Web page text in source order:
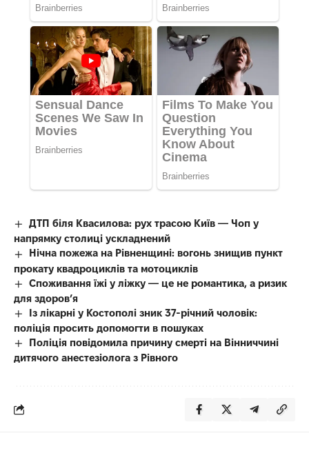
ДТП біля Квасилова: рух трасою Київ — Чоп у
напрямку столиці ускладнений
Нічна пожежа на Рівненщині: вогонь знищив пункт
прокату квадроциклів та мотоциклів
Споживання їжі у ліжку — це не романтика, а ризик
для здоров’я
Із лікарні у Костополі зник 37-річний чоловік:
поліція просить допомогти в пошуках
Поліція повідомила причину смерті на Вінниччині
дитячого анестезіолога з Рівного